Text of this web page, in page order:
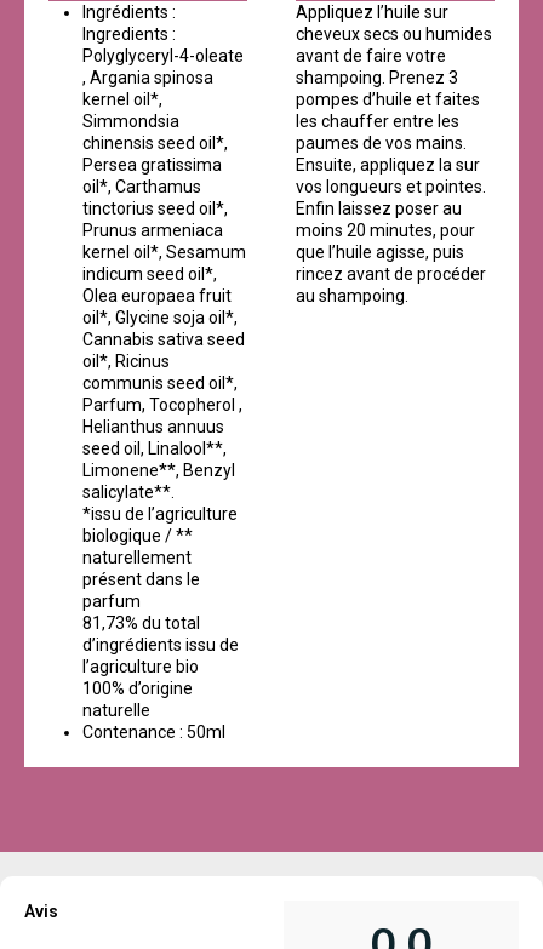
Ingrédients :
Ingredients :
Polyglyceryl-4-oleate
, Argania spinosa
kernel oil*,
Simmondsia
chinensis seed oil*,
Persea gratissima
oil*, Carthamus
tinctorius seed oil*,
Prunus armeniaca
kernel oil*, Sesamum
indicum seed oil*,
Olea europaea fruit
oil*, Glycine soja oil*,
Cannabis sativa seed
oil*, Ricinus
communis seed oil*,
Parfum, Tocopherol ,
Helianthus annuus
seed oil, Linalool**,
Limonene**, Benzyl
salicylate**.
*issu de l’agriculture
biologique / **
naturellement
présent dans le
parfum
81,73% du total
d’ingrédients issu de
l’agriculture bio
100% d’origine
naturelle
Contenance : 50ml
Appliquez l’huile sur
cheveux secs ou humides
avant de faire votre
shampoing. Prenez 3
pompes d’huile et faites
les chauffer entre les
paumes de vos mains.
Ensuite, appliquez la sur
vos longueurs et pointes.
Enfin laissez poser au
moins 20 minutes, pour
que l’huile agisse, puis
rincez avant de procéder
au shampoing.
Avis